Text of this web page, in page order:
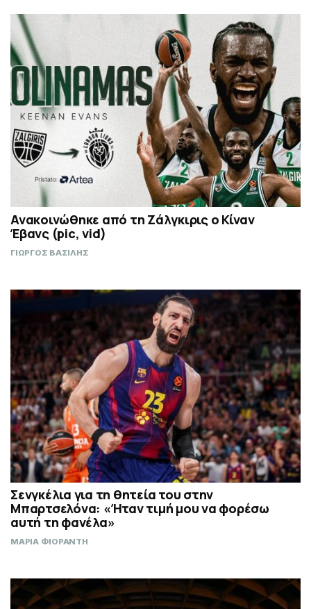
Ανακοινώθηκε από τη Ζάλγκιρις ο Κίναν
Έβανς (pic, vid)
ΓΙΩΡΓΟΣ ΒΑΣΙΛΗΣ
Σενγκέλια για τη θητεία του στην
Μπαρτσελόνα: «Ήταν τιμή μου να φορέσω
αυτή τη φανέλα»
ΜΑΡΙΑ ΦΙΟΡΑΝΤΗ